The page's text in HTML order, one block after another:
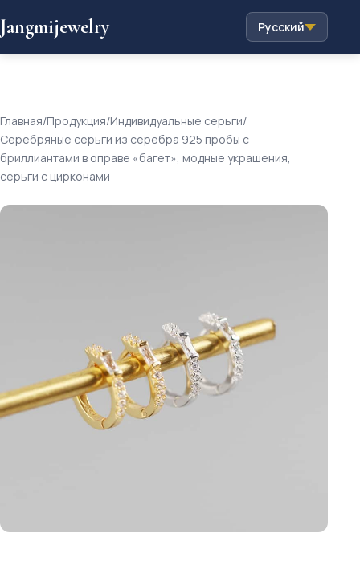
Jangmijewelry Русский
Главная/Продукция/Индивидуальные серьги/
Серебряные серьги из серебра 925 пробы с
бриллиантами в оправе «багет», модные украшения,
серьги с цирконами